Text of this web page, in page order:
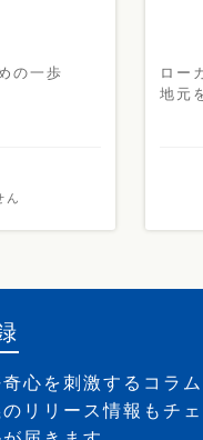
の一歩
ん
ロー
地元
心を刺激するコラ
リリース情報もチ